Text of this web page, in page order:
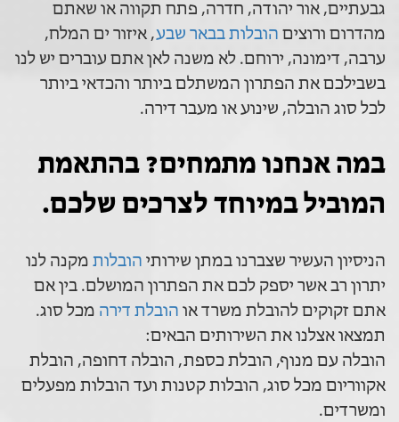
גבעתיים, אור יהודה, חדרה, פתח תקווה או שאתם
מהדרום ורוצים הובלות בבאר שבע, איזור ים המלח,
ערבה, דימונה, ירוחם. לא משנה לאן אתם עוברים יש לנו
בשבילכם את הפתרון המשתלם ביותר והכדאי ביותר
לכל סוג הובלה, שינוע או מעבר דירה.
במה אנחנו מתמחים? בהתאמת
המוביל במיוחד לצרכים שלכם.
הניסיון העשיר שצברנו במתן שירותי הובלות מקנה לנו
יתרון רב אשר יספק לכם את הפתרון המושלם. בין אם
אתם זקוקים להובלת משרד או הובלת דירה מכל סוג.
תמצאו אצלנו את השירותים הבאים:
הובלה עם מנוף, הובלת כספת, הובלה דחופה, הובלת
אקווריום מכל סוג, הובלות קטנות ועד הובלות מפעלים
ומשרדים.